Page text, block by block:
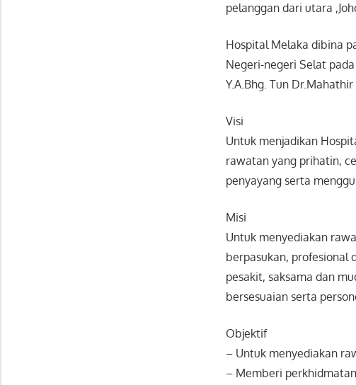
pelanggan dari utara
Hospital Melaka dibina
Negeri-negeri Selat
Y.A.Bhg. Tun
Visi
Untuk menjadikan
rawatan yang prihatin,
penyayang serta
Misi
Untuk menyediakan
berpasukan, profesional
pesakit, saksama dan
bersesuaian serta
Objektif
– Untuk menyediakan
– Memberi